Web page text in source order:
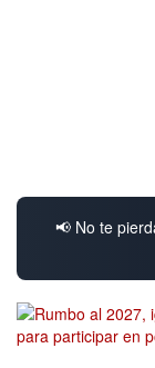
📢 No te